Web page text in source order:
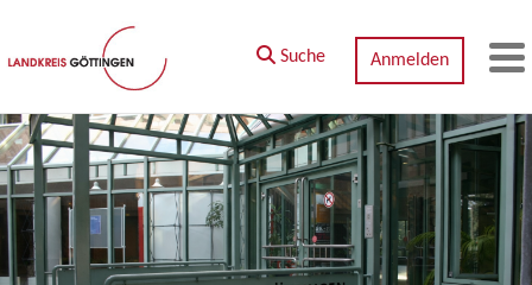
Zum Hauptinhalt springen
Suche Anmelden